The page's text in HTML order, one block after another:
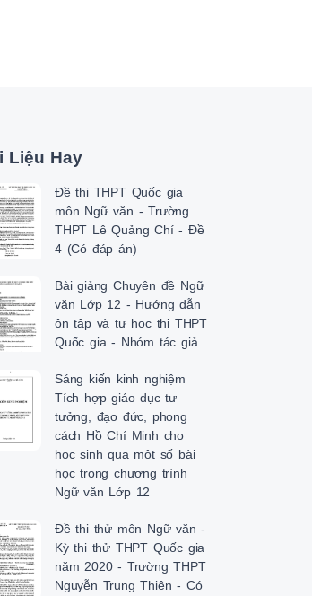
Liệu Hay
Đề thi THPT Quốc gia
môn Ngữ văn - Trường
THPT Lê Quảng Chí - Đề
4 (Có đáp án)
Bài giảng Chuyên đề Ngữ
văn Lớp 12 - Hướng dẫn
ôn tập và tự học thi THPT
Quốc gia - Nhóm tác giả
Sáng kiến kinh nghiệm
Tích hợp giáo dục tư
tưởng, đạo đức, phong
cách Hồ Chí Minh cho
học sinh qua một số bài
học trong chương trình
Ngữ văn Lớp 12
Đề thi thử môn Ngữ văn -
Kỳ thi thử THPT Quốc gia
năm 2020 - Trường THPT
Nguyễn Trung Thiên - Có